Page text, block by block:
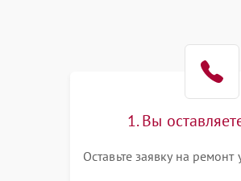
1. Вы
Оставьте заявку на ремонт